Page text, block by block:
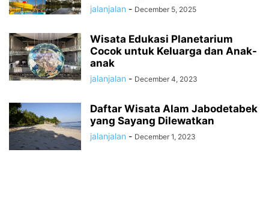
jalanjalan - December 5, 2025
Wisata Edukasi Planetarium
Cocok untuk Keluarga dan Anak-
anak
jalanjalan - December 4, 2023
Daftar Wisata Alam Jabodetabek
yang Sayang Dilewatkan
jalanjalan - December 1, 2023